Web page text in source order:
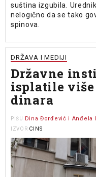
suština izgubila.
nelogično da se tako
spinova.
DRŽAVA I MEDIJI
Državne
isplatile više
dinara
PIŠU Dina Đorđević i Anđela
IZVOR CINS